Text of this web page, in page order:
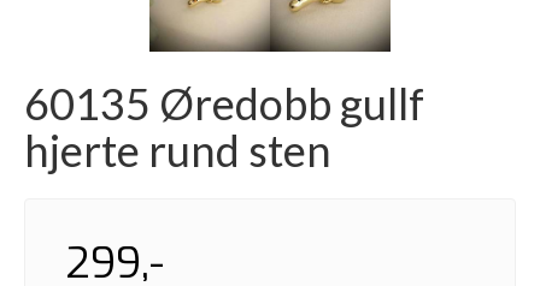
60135 Øredobb gullf
hjerte rund sten
299,-